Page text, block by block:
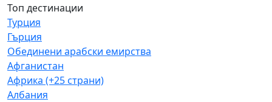
Топ дестинации
Турция
Гърция
Обединени арабски емирства
Афганистан
Африка (+25 страни)
Албания